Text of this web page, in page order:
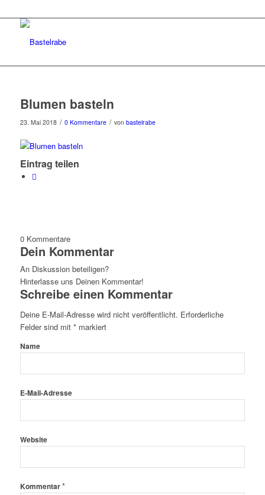
Blumen basteln
23. Mai 2018 / 0 Kommentare / von bastelrabe
Eintrag teilen
0 Kommentare
Dein Kommentar
An Diskussion beteiligen?
Hinterlasse uns Deinen Kommentar!
Schreibe einen Kommentar
Deine E-Mail-Adresse wird nicht veröffentlicht. Erforderliche
Felder sind mit *markiert
Name
E-Mail-Adresse
Website
Kommentar*